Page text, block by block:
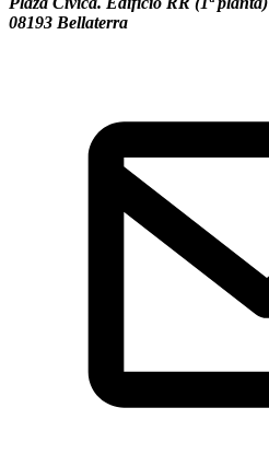
08193 Bellaterra